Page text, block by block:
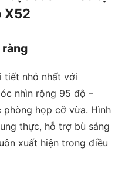
X52
tiết nhỏ nhất với
nhìn rộng 95 độ –
họp cỡ vừa. Hình
thực, hỗ trợ bù sáng
xuất hiện trong điều